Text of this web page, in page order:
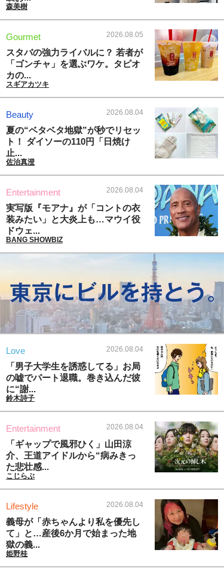
森美樹
Gourmet 2026.08.05
スタバの強力ライバルに？ 若者が
「ゴンチャ」を選ぶワケ。タピオ
カの...
スギアカツキ
Beauty 2026.08.04
夏の“ベタベタ地獄”が秒でリセッ
ト！ ダイソーの110円「日焼け
止...
佐治真澄
Entertainment 2026.08.04
実写版『モアナ』が「コントの衣
装みたい」と大炎上も…マウイ役
ドウェ...
BANG SHOWBIZ
Love 2026.08.04
「男子大学生を誘惑してる」お局
の嘘でパート退職。巻き込んだ彼
に“謝...
鈴木詩子
Entertainment 2026.08.04
「ギャップで風邪ひく」山田涼
介、王道アイドルから“病みきっ
た悲壮感...
こじらぶ
Lifestyle 2026.08.04
義母が「赤ちゃんより私を優先し
て」と…産後6か月で始まった地
獄の義...
姫野桂